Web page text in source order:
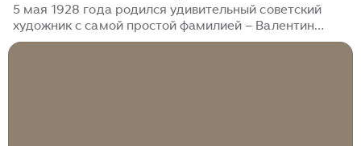
5 мая 1928 года родился удивительный советский
художник с самой простой фамилией – Валентин
Михайлович Сидоров. Если русское в советской